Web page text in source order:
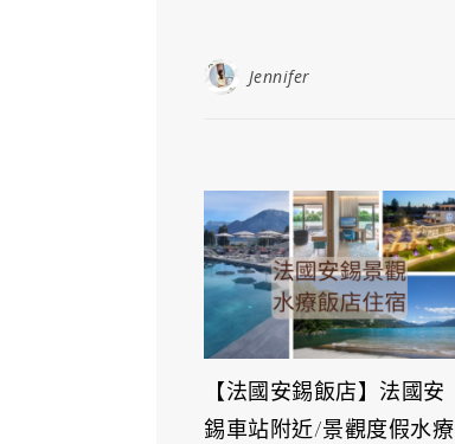
Jennifer
【法國安錫飯店】法國安
錫車站附近/景觀度假水療